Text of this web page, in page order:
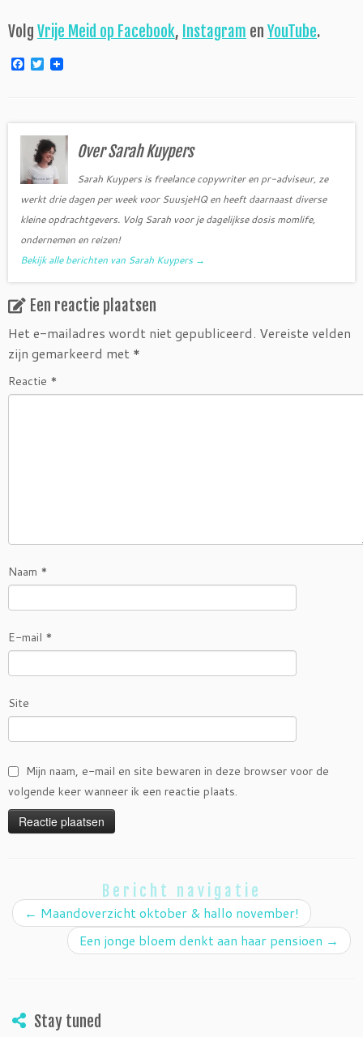
Volg Vrije Meid op Facebook, Instagram en YouTube.
F
o
o
T
w
e
r
Over Sarah Kuypers
Sarah Kuypers is freelance copywriter en pr-adviseur, ze
werkt drie dagen per week voor SuusjeHQ en heeft daarnaast diverse
kleine opdrachtgevers. Volg Sarah voor je dagelijkse dosis momlife,
ondernemen en reizen!
Bekijk alle berichten van Sarah Kuypers →
Een reactie plaatsen
Het e-mailadres wordt niet gepubliceerd. Vereiste velden
zijn gemarkeerd met *
Reactie *
Naam *
E-mail *
Site
Mijn naam, e-mail en site bewaren in deze browser voor de
volgende keer wanneer ik een reactie plaats.
Bericht navigatie
← Maandoverzicht oktober & hallo november!
Een jonge bloem denkt aan haar pensioen →
Stay tuned